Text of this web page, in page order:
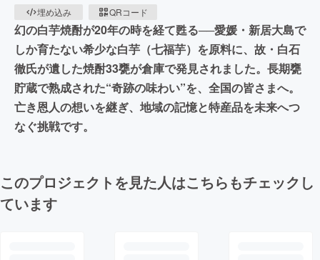
埋め込み
QRコード
幻の白芋焼酎が20年の時を経て甦る──愛媛・新居大島で
しか育たない希少な白芋（七福芋）を原料に、故・白石
徹氏が遺した焼酎33甕が倉庫で発見されました。長期甕
貯蔵で熟成された“奇跡の味わい”を、全国の皆さまへ。
亡き恩人の想いを継ぎ、地域の記憶と特産品を未来へつ
なぐ挑戦です。
このプロジェクトを見た人はこちらもチェックし
ています